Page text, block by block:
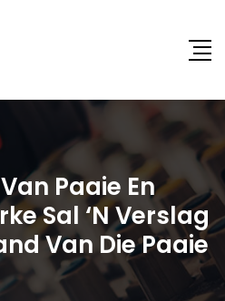
Paaie En
Sal ‘n Verslag
Van Die Paaie